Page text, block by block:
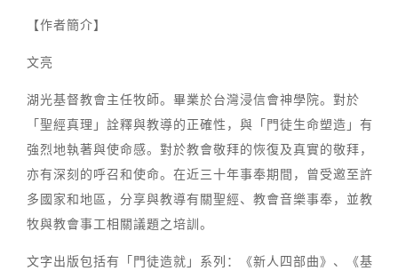
【作者簡介】
文亮
湖光基督教會主任牧師。畢業於台灣浸信會神學院。對於
「聖經真理」詮釋與教導的正確性，與「門徒生命塑造」有
強烈地執著與使命感。對於教會敬拜的恢復及真實的敬拜，
亦有深刻的呼召和使命。在近三十年事奉期間，曾受邀至許
多國家和地區，分享與教導有關聖經、教會音樂事奉，並教
牧與教會事工相關議題之培訓。
文字出版包括有「門徒造就」系列：《新人四部曲》、《基